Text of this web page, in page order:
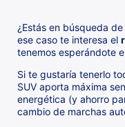
¿Estás en búsqueda
ese caso te interesa el
tenemos esperándote
Si te gustaría tenerlo
SUV aporta máxima
energética (y ahorro
cambio de marchas